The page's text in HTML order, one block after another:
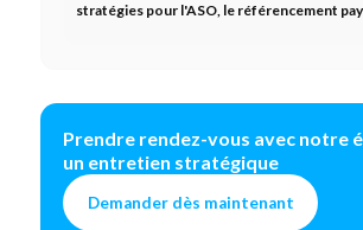
stratégies pour l'ASO, le référencement
Prendre rendez-vous avec notre
un entretien stratégique
Demander dès maintenant